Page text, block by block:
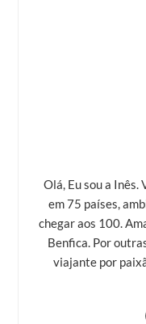
Olá, Eu sou a
em 75 países,
chegar aos 100.
Benfica. Por
viajante por